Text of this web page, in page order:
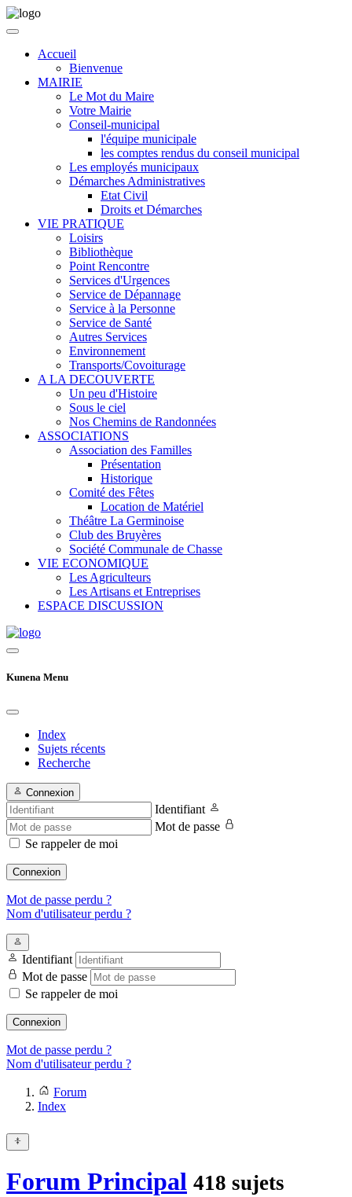
Accueil
Bienvenue
MAIRIE
Le Mot du Maire
Votre Mairie
Conseil-municipal
l'équipe municipale
les comptes rendus du conseil municipal
Les employés municipaux
Démarches Administratives
Etat Civil
Droits et Démarches
VIE PRATIQUE
Loisirs
Bibliothèque
Point Rencontre
Services d'Urgences
Service de Dépannage
Service à la Personne
Service de Santé
Autres Services
Environnement
Transports/Covoiturage
A LA DECOUVERTE
Un peu d'Histoire
Sous le ciel
Nos Chemins de Randonnées
ASSOCIATIONS
Association des Familles
Présentation
Historique
Comité des Fêtes
Location de Matériel
Théâtre La Germinoise
Club des Bruyères
Société Communale de Chasse
VIE ECONOMIQUE
Les Agriculteurs
Les Artisans et Entreprises
ESPACE DISCUSSION
Kunena Menu
Index
Sujets récents
Recherche
Connexion
Identifiant
Mot de passe
Se rappeler de moi
Connexion
Mot de passe perdu ?
Nom d'utilisateur perdu ?
Identifiant
Mot de passe
Se rappeler de moi
Connexion
Mot de passe perdu ?
Nom d'utilisateur perdu ?
Forum
Index
Forum Principal 418 sujets